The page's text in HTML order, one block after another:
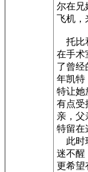
尔在兄
飞机，
托比
在手术
了曾经
年凯特
特让她
有点受
亲，父
特留在
此时
迷不醒
更希望